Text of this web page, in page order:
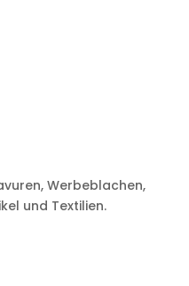
Werbeblachen,
und Textilien.